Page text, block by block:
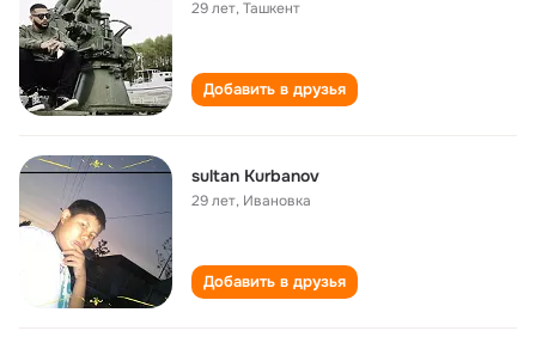
29 лет,Ташкент
Добавить в друзья
sultan Kurbanov
29 лет, Ивановка
Добавить в друзья